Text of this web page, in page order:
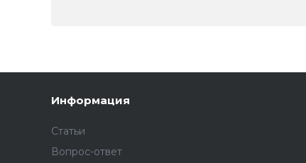
Информация
Статьи
Вопрос-ответ